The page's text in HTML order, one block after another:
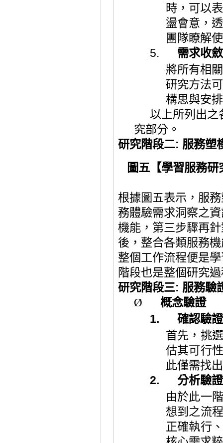
時，可以
盪會意，
團隊瞭解
5.
需求收
將所有相
研究方法
構思與安
以上所列出之
究部分。
研究階段二: 服務塑
圖五【學習服務研
根據圖五表示，服
務體驗需求洞察之
機能，第三步驟再
後，整合各類服務
整個工作流程便是
階段也是整個研究
研究階段三: 服務驗
Ø
概念驗證
1.
確認驗
首先，挑
估其可行
此僅需找
2.
分析驗
由於此一
想到之流
正確執行